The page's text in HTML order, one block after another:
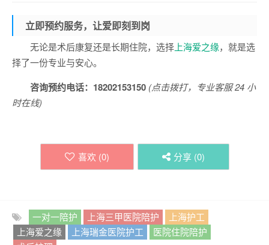
立即预约服务，让爱即刻到岗
无论是术后康复还是长期住院，选择 上海爱之缘，就是选
择了一份专业与安心。
咨询预约电话：18202153150 (点击拨打，专业客服 24 小
时在线)
喜欢 (0) 分享 (0)
一对一陪护 上海三甲医院陪护
上海护工
上海爱之缘
上海瑞金医院护工
医院住院陪护